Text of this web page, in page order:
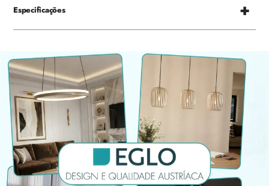
Especificações